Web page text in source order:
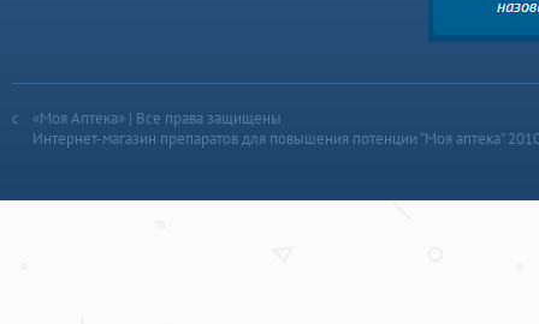
«Моя Аптека» | Все права защищены
Интернет-магазин препаратов для повышения потенции “Моя аптека”